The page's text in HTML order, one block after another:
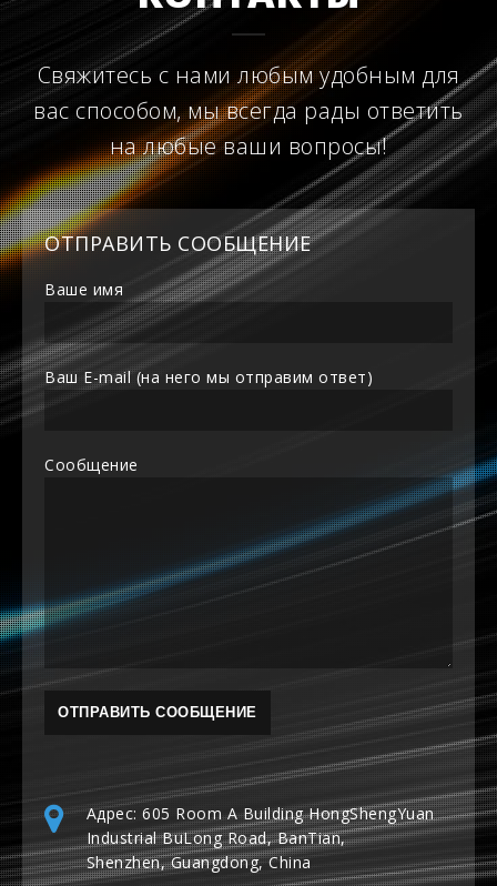
Свяжитесь с нами любым удобным для
вас способом, мы всегда рады ответить
на любые ваши вопросы!
ОТПРАВИТЬ СООБЩЕНИЕ
Ваше имя
Ваш E-mail (на него мы отправим ответ)
Сообщение
Адрес: 605 Room A Building HongShengYuan
Industrial BuLong Road, BanTian,
Shenzhen, Guangdong, China